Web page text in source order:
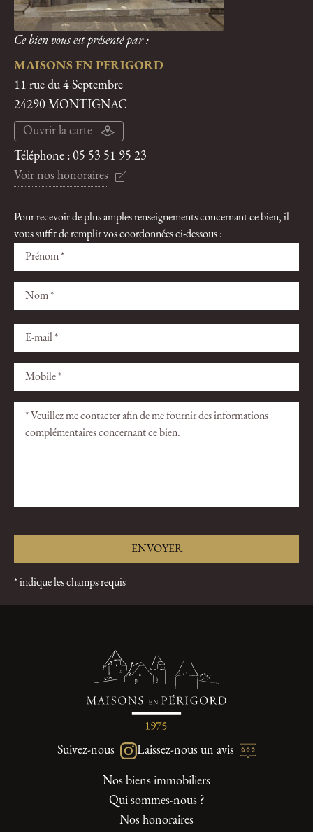
Ce bien vous est présenté par :
MAISONS EN PERIGORD
11 rue du 4 Septembre
24290 MONTIGNAC
Ouvrir la carte
Téléphone : 05 53 51 95 23
Voir nos honoraires
Pour recevoir de plus amples renseignements concernant ce bien, il
vous suffit de remplir vos coordonnées ci-dessous :
ce
champ
Veuillez
ce
champ
* indique les champs requis
Suivez-nous Laissez-nous un avis
Nos biens immobiliers
Qui sommes-nous ?
Nos honoraires